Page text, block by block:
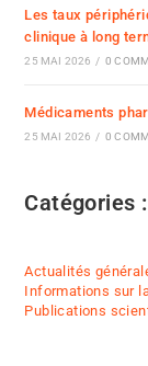
Les taux
clinique à long
25 MAI 2026 / 0
Médicaments
25 MAI 2026 / 0
Catégories :
Actualités
Informations sur
Publications